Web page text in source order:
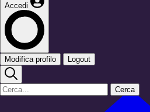
Accedi
Modifica profilo Logout
Cerca